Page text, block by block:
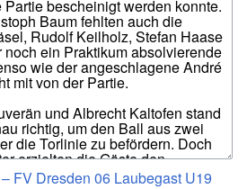
FV Dresden 06 Laubegast U19